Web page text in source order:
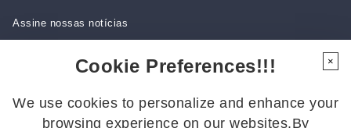
Assine nossas notícias
Siga-nos para ficar por dentro das últimas novidades:
Cookie Preferences!!!
We use cookies to personalize and enhance your
browsing experience on our websites.By
×